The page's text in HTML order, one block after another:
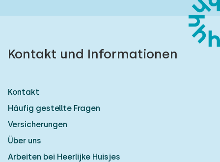
Kontakt und Informationen
Kontakt
Häufig gestellte Fragen
Versicherungen
Über uns
Arbeiten bei Heerlijke Huisjes